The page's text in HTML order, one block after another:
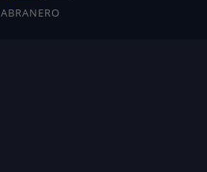
ABRANERO